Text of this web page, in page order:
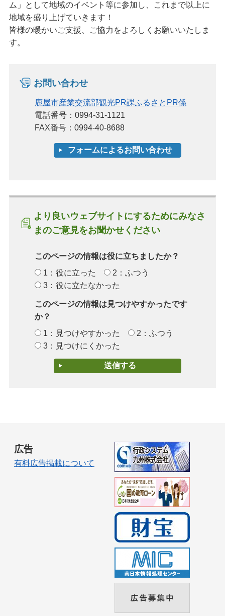
ム」として地域のイベント等に参加し、これまで以上に
地域を盛り上げていきます！
皆様の暖かいご支援、ご協力をよろしくお願いいたしま
す。
お問い合わせ
鹿屋市産業交流部観光PR課ふるさとPR係
電話番号：0994-31-1121
FAX番号：0994-40-8688
より良いウェブサイトにするためにみなさ
まのご意見をお聞かせください
このページの情報は役に立ちましたか？
1：役に立った
2：ふつう
3：役に立たなかった
このページの情報は見つけやすかったです
か？
1：見つけやすかった
2：ふつう
3：見つけにくかった
広告
有料広告掲載について